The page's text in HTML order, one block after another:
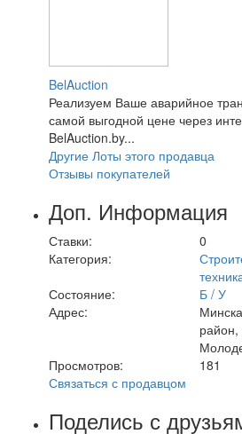
BelAuction
Реализуем Ваше аварийное
самой выгодной цене через
BelAuction.by...
Другие Лоты этого продавца
Отзывы покупателей
Доп. Информация
Ставки:
0
Категория:
Состояние:
Б / У
Адрес:
Просмотров:
181
Связаться с продавцом
Поделись с